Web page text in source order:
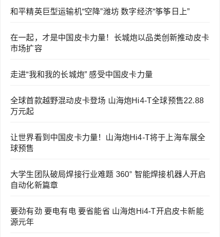
和平精英巨型运输机“空降”潍坊 数字经济“筝筝日上”
在一起，才是中国皮卡力量！长城炮以品类创新推动皮卡
市场扩容
走进“我和我的长城炮” 感受中国皮卡力量
全球首款越野混动皮卡登场 山海炮Hi4-T全球预售22.88
万元起
让世界看到中国皮卡力量！山海炮Hi4-T将于上海车展全
球预售
大学生团队破局焊接行业难题 360° 智能焊接机器人开启
自动化新篇章
要劲有劲 要电有电 要省能省 山海炮Hi4-T开启皮卡新能
源元年